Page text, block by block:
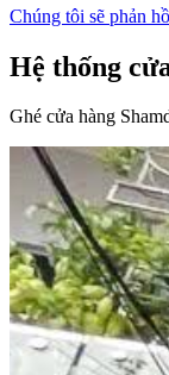
Chúng tôi sẽ phản
Hệ thống
Ghé cửa hàng